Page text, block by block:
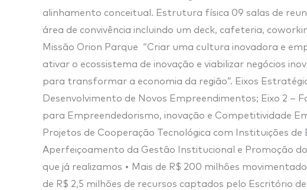
alinhamento conceitual. Estrutura física 09 salas de
área de convivência incluindo um deck, cafeteria,
Missão Orion Parque “Criar uma cultura inovadora e
ativar o ecossistema de inovação e viabilizar negócios
para transformar a economia da região”. Eixos
Desenvolvimento de Novos Empreendimentos; Eixo 2 –
para Empreendedorismo, inovação e Competitividade
Projetos de Cooperação Tecnológica com Instituições de
Aperfeiçoamento da Gestão Institucional e Promoção
que já realizamos • Mais de R$ 200 milhões
de R$ 2,5 milhões de recursos captados pelo Escritório